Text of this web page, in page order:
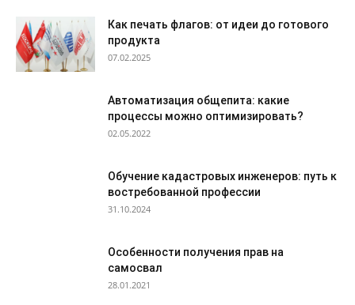
Как печать флагов: от идеи до готового
продукта
07.02.2025
Автоматизация общепита: какие
процессы можно оптимизировать?
02.05.2022
Обучение кадастровых инженеров: путь к
востребованной профессии
31.10.2024
Особенности получения прав на
самосвал
28.01.2021